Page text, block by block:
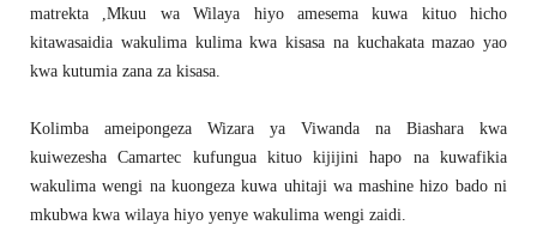
matrekta ,Mkuu wa Wilaya hiyo amesema kuwa kituo hicho
kitawasaidia wakulima kulima kwa kisasa na kuchakata mazao yao
kwa kutumia zana za kisasa.
Kolimba ameipongeza Wizara ya Viwanda na Biashara kwa
kuiwezesha Camartec kufungua kituo kijijini hapo na kuwafikia
wakulima wengi na kuongeza kuwa uhitaji wa mashine hizo bado ni
mkubwa kwa wilaya hiyo yenye wakulima wengi zaidi.